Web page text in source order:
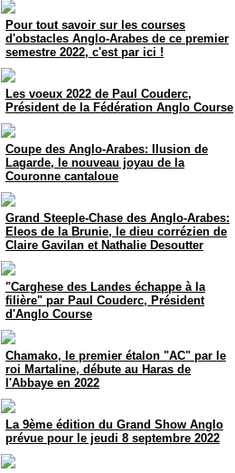
Pour tout savoir sur les courses
d'obstacles Anglo-Arabes de ce premier
semestre 2022, c'est par ici !
Les voeux 2022 de Paul Couderc,
Président de la Fédération Anglo Course
Coupe des Anglo-Arabes: Ilusion de
Lagarde, le nouveau joyau de la
Couronne cantaloue
Grand Steeple-Chase des Anglo-Arabes:
Eleos de la Brunie, le dieu corrézien de
Claire Gavilan et Nathalie Desoutter
"Carghese des Landes échappe à la
filière" par Paul Couderc, Président
d'Anglo Course
Chamako, le premier étalon "AC" par le
roi Martaline, débute au Haras de
l'Abbaye en 2022
La 9ème édition du Grand Show Anglo
prévue pour le jeudi 8 septembre 2022